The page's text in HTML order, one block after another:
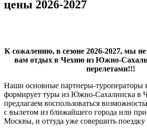
цены 2026-2027
К сожалению, в сезоне 2026-2027, мы
вам отдых в Чехию из Южно-
перелетами!!!
Наши основные партнеры-туроператоры
формирует туры из Южно-Сахалинска в
предлагаем воспользоваться
с вылетом из ближайшего города или
Москвы, и оттуда уже совершить